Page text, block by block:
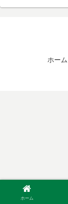
ホーム
ホーム